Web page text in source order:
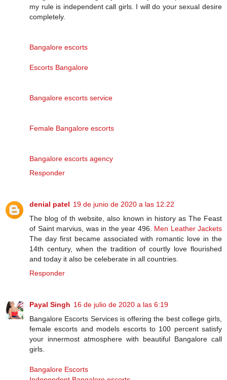
my rule is independent call girls. I will do your sexual desire
completely.
Bangalore escorts
Escorts Bangalore
Bangalore escorts service
Female Bangalore escorts
Bangalore escorts agency
Responder
denial patel 19 de junio de 2020 a las 12:22
The blog of th website, also known in history as The Feast
of Saint marvius, was in the year 496. Men Leather Jackets
The day first became associated with romantic love in the
14th century, when the tradition of courtly love flourished
and today it also be celeberate in all countries.
Responder
Payal Singh 16 de julio de 2020 a las 6:19
Bangalore Escorts Services is offering the best college girls,
female escorts and models escorts to 100 percent satisfy
your innermost atmosphere with beautiful Bangalore call
girls.
Bangalore Escorts